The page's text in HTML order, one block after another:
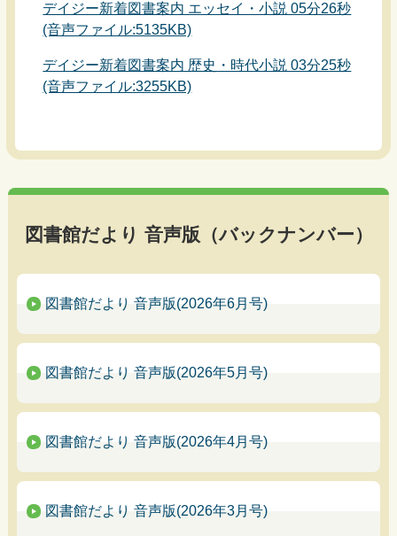
デイジー新着図書案内 エッセイ・小説 05分26秒
(音声ファイル:5135KB)
デイジー新着図書案内 歴史・時代小説 03分25秒
(音声ファイル:3255KB)
図書館だより 音声版（バックナンバー）
図書館だより 音声版(2026年6月号)
図書館だより 音声版(2026年5月号)
図書館だより 音声版(2026年4月号)
図書館だより 音声版(2026年3月号)